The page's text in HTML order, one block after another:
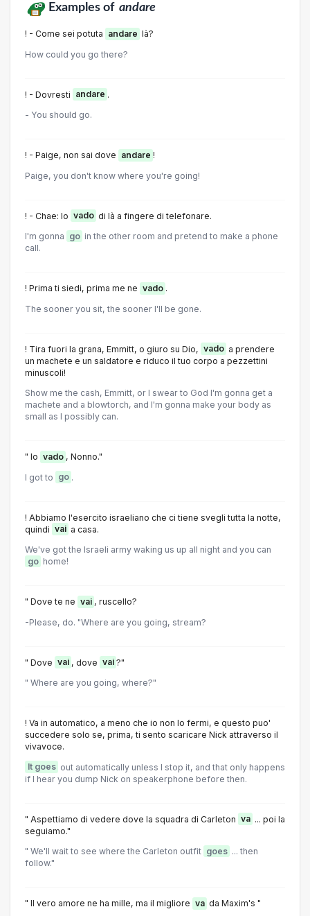
Examples of andare
! - Come sei potuta andare là?
How could you go there?
! - Dovresti andare .
- You should go.
! - Paige, non sai dove andare !
Paige, you don't know where you're going!
! - Chae: lo vado di là a fingere di telefonare.
I'm gonna go in the other room and pretend to make a phone
call.
! Prima ti siedi, prima me ne vado .
The sooner you sit, the sooner I'll be gone.
! Tira fuori la grana, Emmitt, o giuro su Dio, vado a prendere
un machete e un saldatore e riduco il tuo corpo a pezzettini
minuscoli!
Show me the cash, Emmitt, or I swear to God I'm gonna get a
machete and a blowtorch, and I'm gonna make your body as
small as I possibly can.
" Io vado , Nonno."
I got to go .
! Abbiamo l'esercito israeliano che ci tiene svegli tutta la notte,
quindi vai a casa.
We've got the Israeli army waking us up all night and you can
go home!
" Dove te ne vai , ruscello?
-Please, do. "Where are you going, stream?
" Dove vai , dove vai ?"
" Where are you going, where?"
! Va in automatico, a meno che io non lo fermi, e questo puo'
succedere solo se, prima, ti sento scaricare Nick attraverso il
vivavoce.
It goes out automatically unless I stop it, and that only happens
if I hear you dump Nick on speakerphone before then.
" Aspettiamo di vedere dove la squadra di Carleton va ... poi la
seguiamo."
" We'll wait to see where the Carleton outfit goes ... then
follow."
" Il vero amore ne ha mille, ma il migliore va da Maxim's "